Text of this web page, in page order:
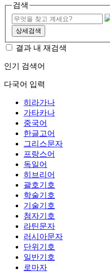
검색
상세검색
결과 내 재검색
인기 검색어
다국어 입력
히라가나
가타카나
중국어
한글고어
그리스문자
프랑스어
독일어
히브리어
괄호기호
학술기호
기술기호
첨자기호
라틴문자
러시아문자
단위기호
일반기호
로마자